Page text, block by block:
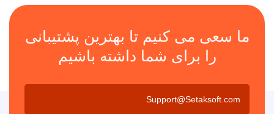
ما سعی می کنیم تا بهترین پشتیبانی
را برای شما داشته باشیم